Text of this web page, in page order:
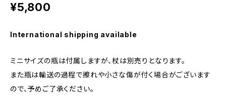
¥5,800
International shipping available
ミニサイズの瓶は付属しますが、杖は別売りとなります。
また瓶は輸送の過程で擦れや小さな傷が付く場合がございます
ので、予めご了承ください。